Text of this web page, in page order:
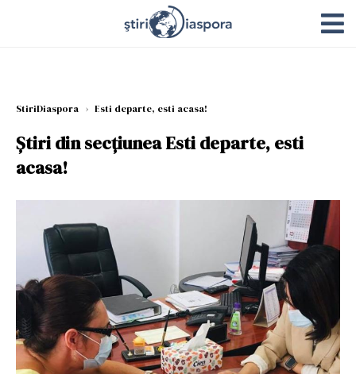
StiriDiaspora › Esti departe, esti acasa!
Știri din secțiunea Esti departe, esti
acasa!